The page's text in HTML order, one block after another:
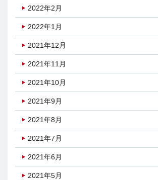
2022年2月
2022年1月
2021年12月
2021年11月
2021年10月
2021年9月
2021年8月
2021年7月
2021年6月
2021年5月